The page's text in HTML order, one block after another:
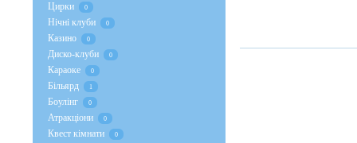
Цирки 0
Нічні клуби 0
Казино 0
Диско-клуби 0
Караоке 0
Більярд 1
Боулінг 0
Атракціони 0
Квест кімнати 0